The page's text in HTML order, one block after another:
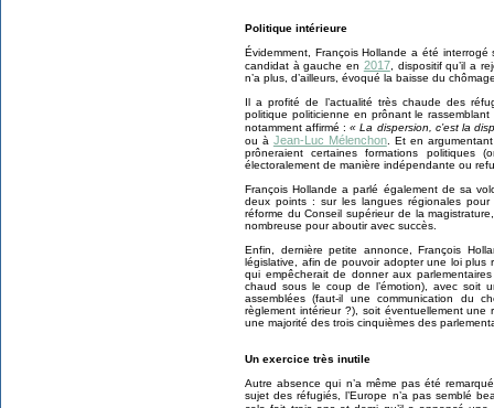
Politique intérieure
Évidemment, François Hollande a été
candidat à gauche en 2017, dispositif qu’il a
n’a plus, d’ailleurs, évoqué la baisse du
Il a profité de l’actualité très chaude des
politique politicienne en prônant le
notamment affirmé :« La dispersion, c’est la
ou à Jean-Luc Mélenchon. Et en
prôneraient certaines formations
électoralement de manière indépendante ou
François Hollande a parlé également de sa
deux points : sur les langues régionales
réforme du Conseil supérieur de la
nombreuse pour aboutir avec succès.
Enfin, dernière petite annonce, François
législative, afin de pouvoir adopter une loi plus
qui empêcherait de donner aux
chaud sous le coup de l’émotion), avec soit
assemblées (faut-il une communication du
règlement intérieur ?), soit éventuellement une
une majorité des trois cinquièmes des
Un exercice très inutile
Autre absence qui n’a même pas été
sujet des réfugiés, l’Europe n’a pas semblé